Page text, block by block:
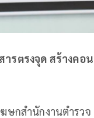
รตรงจุด สร้างคอน
ษกสำนักงานตำรวจ